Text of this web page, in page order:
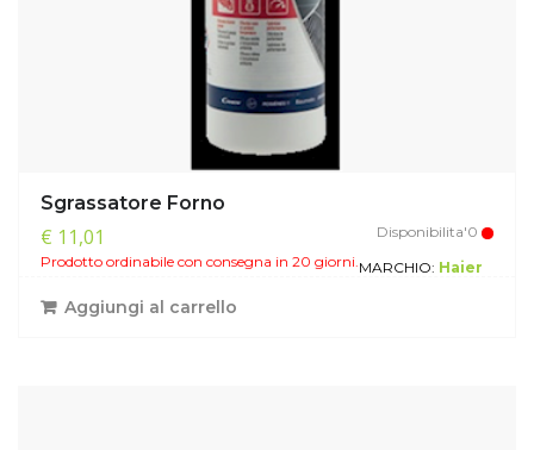
Sgrassatore Forno
€ 11,01
Disponibilita'0
Prodotto ordinabile con consegna in 20 giorni.MARCHIO: Haier
Aggiungi al carrello